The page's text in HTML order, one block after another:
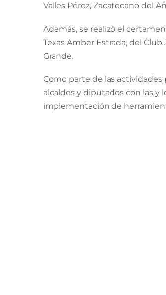
Valles Pérez, Zacatecano del
Además, se realizó el
Texas Amber Estrada, del
Grande.
Como parte de las
alcaldes y diputados con las y
implementación de